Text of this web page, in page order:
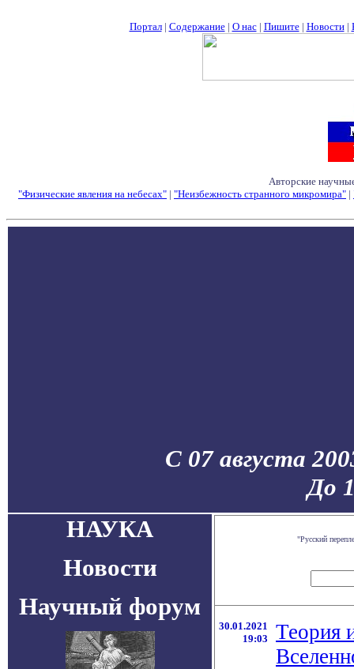
Портал| Содержание| О нас| Пишите| Новости|
Авторские
"Физические явления на небесах" | "Неизбежность странного микромира" |
С 07 августа
До
НАУКА
Новости
Научный форум
"Русский
30.01.2021
19:03
Теория